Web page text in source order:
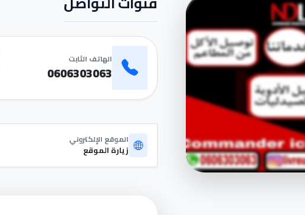
الهاتف الثابت
0606303063
الموقع الإلكتروني
زيارة الموقع